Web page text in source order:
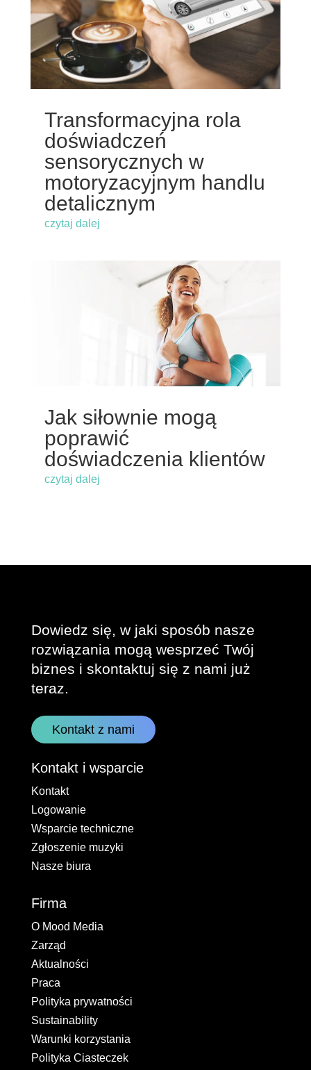
Transformacyjna rola
doświadczeń
sensorycznych w
motoryzacyjnym handlu
detalicznym
czytaj dalej
Jak siłownie mogą
poprawić
doświadczenia klientów
czytaj dalej
Dowiedz się, w jaki sposób nasze
rozwiązania mogą wesprzeć Twój
biznes i skontaktuj się z nami już
teraz.
Kontakt z nami
Kontakt i wsparcie
Kontakt
Logowanie
Wsparcie techniczne
Zgłoszenie muzyki
Nasze biura
Firma
O Mood Media
Zarząd
Aktualności
Praca
Polityka prywatności
Sustainability
Warunki korzystania
Polityka Ciasteczek